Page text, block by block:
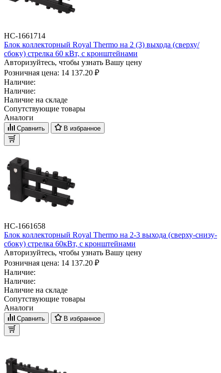
НС-1661714
Блок коллекторный Royal Thermo на 2 (3) выхода (сверху/
сбоку) стрелка 60 кВт, с кронштейнами
Авторизуйтесь, чтобы узнать Вашу цену
Розничная цена: 14 137.20 ₽
Наличие:
Наличие:
Наличие на складе
Сопутствующие товары
Аналоги
Сравнить В избранное
НС-1661658
Блок коллекторный Royal Thermo на 2-3 выхода (сверху-снизу-
сбоку) стрелка 60кВт, с кронштейнами
Авторизуйтесь, чтобы узнать Вашу цену
Розничная цена: 14 137.20 ₽
Наличие:
Наличие:
Наличие на складе
Сопутствующие товары
Аналоги
Сравнить В избранное